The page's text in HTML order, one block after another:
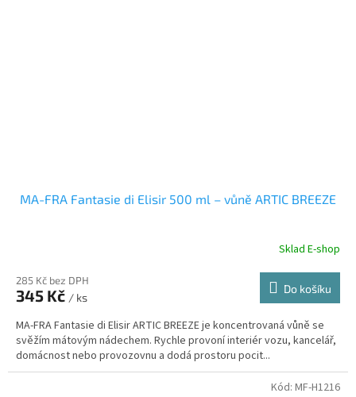
MA-FRA Fantasie di Elisir 500 ml – vůně ARTIC BREEZE
Sklad E-shop
285 Kč bez DPH
345 Kč / ks
Do košíku
MA-FRA Fantasie di Elisir ARTIC BREEZE je koncentrovaná vůně se
svěžím mátovým nádechem. Rychle provoní interiér vozu, kancelář,
domácnost nebo provozovnu a dodá prostoru pocit...
Kód: MF-H1216